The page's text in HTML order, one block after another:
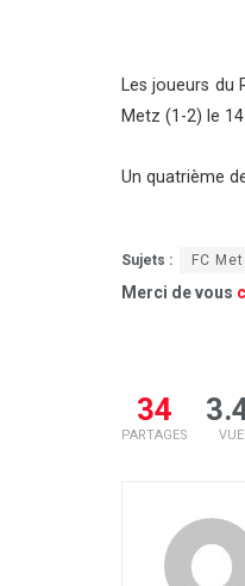
Les joueurs du
Metz (1-2) le
Un quatrième
Sujets : FC
Merci de vous
34
PARTAGES